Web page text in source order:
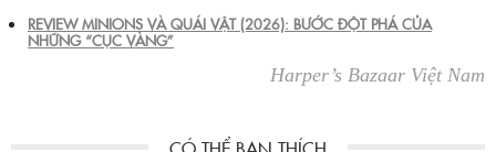
REVIEW MINIONS VÀ QUÁI VẬT (2026): BƯỚC ĐỘT PHÁ CỦA
NHỮNG “CỤC VÀNG”
Harper’s Bazaar Việt Nam